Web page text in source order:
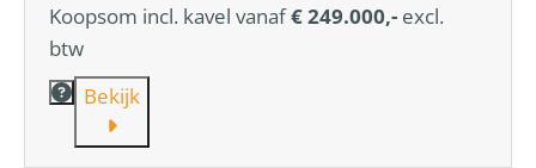
Koopsom incl. kavel vanaf€ 249.000,- excl.
btw
Bekijk